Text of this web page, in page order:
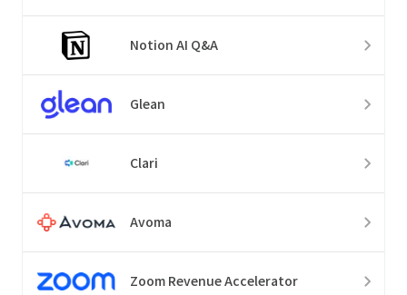
Notion AI Q&A
Glean
Clari
Avoma
Zoom Revenue Accelerator